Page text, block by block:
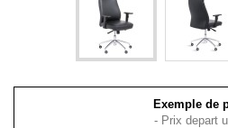
Exemple de
- Prix depart